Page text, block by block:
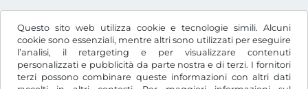
Questo sito web utilizza cookie e tecnologie simili. Alcuni
cookie sono essenziali, mentre altri sono utilizzati per eseguire
l’analisi, il retargeting e per visualizzare contenuti
personalizzati e pubblicità da parte nostra e di terzi. I fornitori
terzi possono combinare queste informazioni con altri dati
US$USD